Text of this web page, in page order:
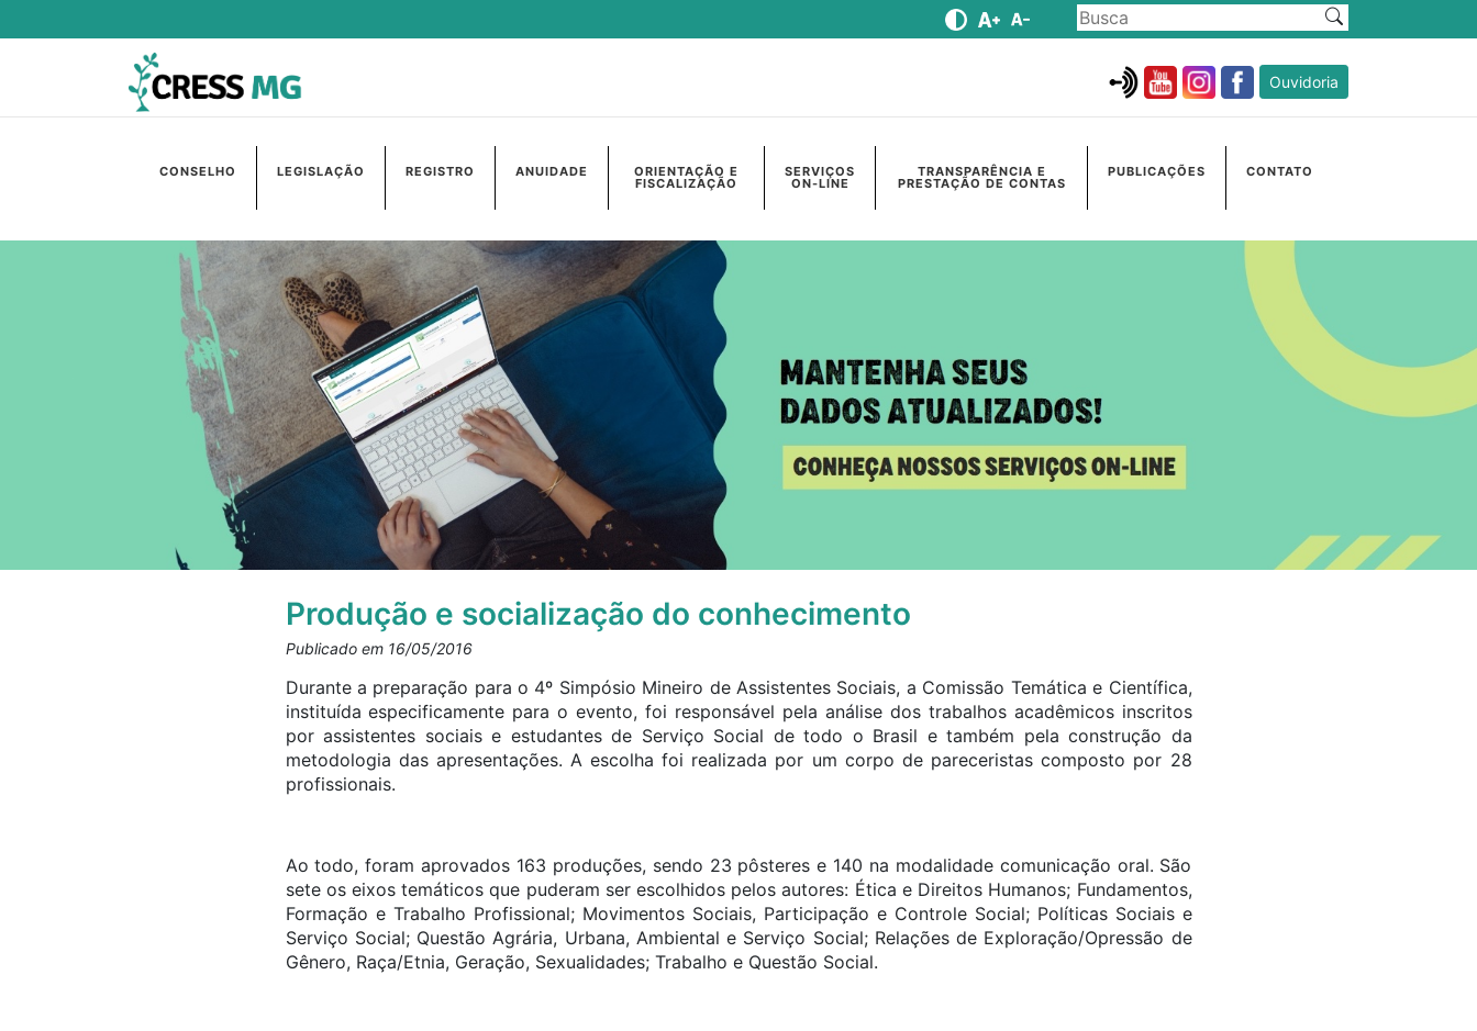
Ouvidoria
CONSELHO LEGISLAÇÃO REGISTRO ANUIDADE ORIENTAÇÃO E
FISCALIZAÇÃO
SERVIÇOS
ON-LINE
TRANSPARÊNCIA E
PRESTAÇÃO DE CONTAS
PUBLICAÇÕES CONTATO
Produção e socialização do conhecimento
Publicado em 16/05/2016
Durante a preparação para o 4º Simpósio Mineiro de Assistentes Sociais, a Comissão Temática e Científica,
instituída especificamente para o evento, foi responsável pela análise dos trabalhos acadêmicos inscritos
por assistentes sociais e estudantes de Serviço Social de todo o Brasil e também pela construção da
metodologia das apresentações. A escolha foi realizada por um corpo de pareceristas composto por 28
profissionais.
Ao todo, foram aprovados 163 produções, sendo 23 pôsteres e 140 na modalidade comunicação oral. São
sete os eixos temáticos que puderam ser escolhidos pelos autores: Ética e Direitos Humanos; Fundamentos,
Formação e Trabalho Profissional; Movimentos Sociais, Participação e Controle Social; Políticas Sociais e
Serviço Social; Questão Agrária, Urbana, Ambiental e Serviço Social; Relações de Exploração/Opressão de
Gênero, Raça/Etnia, Geração, Sexualidades; Trabalho e Questão Social.